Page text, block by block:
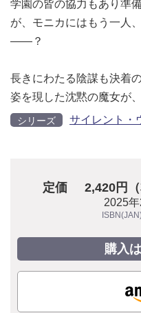
学園の皆の協力もあり準
が、モニカにはもう一人
――？
長きにわたる陰謀も決着
姿を現した沈黙の魔女が
シリーズ サイレント・
定価 2,420円
2025
購入